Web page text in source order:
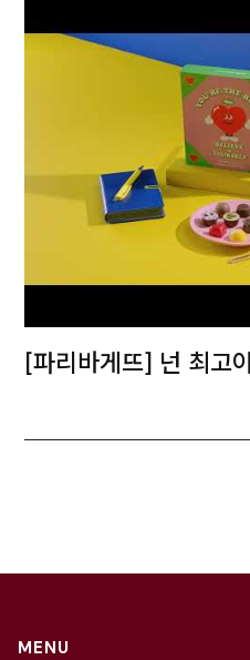
[파리바게뜨] 넌 최고
MENU